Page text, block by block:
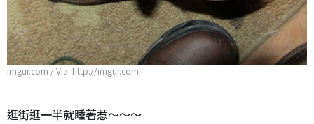
imgur.com / Via http://imgur.com
逛街逛一半就睡著惹～～～